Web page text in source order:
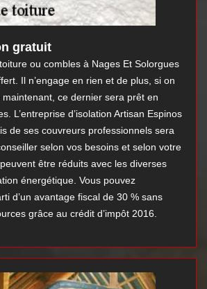
gratuit
ou combles à Nages Et Solorgues
Il n’engage en rien et de plus, si on
ce dernier sera prêt en
L’entreprise d’isolation Artisan Espinos
de ses couvreurs professionnels sera
selon vos besoins et selon votre
être réduits avec les diverses
énergétique. Vous pouvez
d’un avantage fiscal de 30 % sans
grâce au crédit d’impôt 2016.